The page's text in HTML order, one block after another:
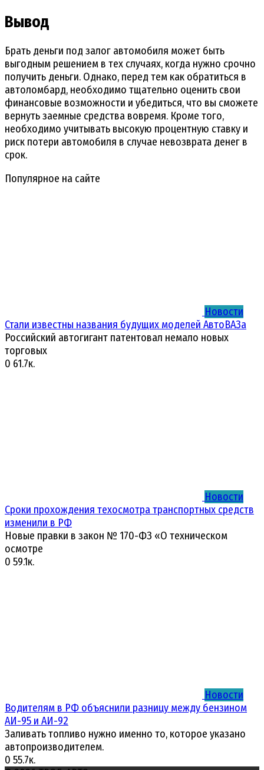
Вывод
Брать деньги под залог автомобиля может быть
выгодным решением в тех случаях, когда нужно срочно
получить деньги. Однако, перед тем как обратиться в
автоломбард, необходимо тщательно оценить свои
финансовые возможности и убедиться, что вы сможете
вернуть заемные средства вовремя. Кроме того,
необходимо учитывать высокую процентную ставку и
риск потери автомобиля в случае невозврата денег в
срок.
Популярное на сайте
Новости
Стали известны названия будущих моделей АвтоВАЗа
Российский автогигант патентовал немало новых
торговых
0 61.7к.
Новости
Сроки прохождения техосмотра транспортных средств
изменили в РФ
Новые правки в закон № 170-ФЗ «О техническом
осмотре
0 59.1к.
Новости
Водителям в РФ объяснили разницу между бензином
АИ-95 и АИ-92
Заливать топливо нужно именно то, которое указано
автопроизводителем.
0 55.7к.